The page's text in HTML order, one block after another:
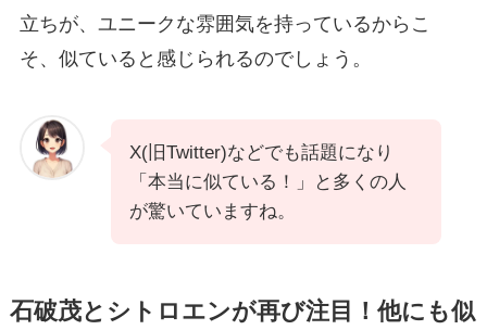
立ちが、ユニークな雰囲気を持っているからこ
そ、似ていると感じられるのでしょう。
X(旧Twitter)などでも話題になり
「本当に似ている！」と多くの人
が驚いていますね。
石破茂とシトロエンが再び注目！他にも似